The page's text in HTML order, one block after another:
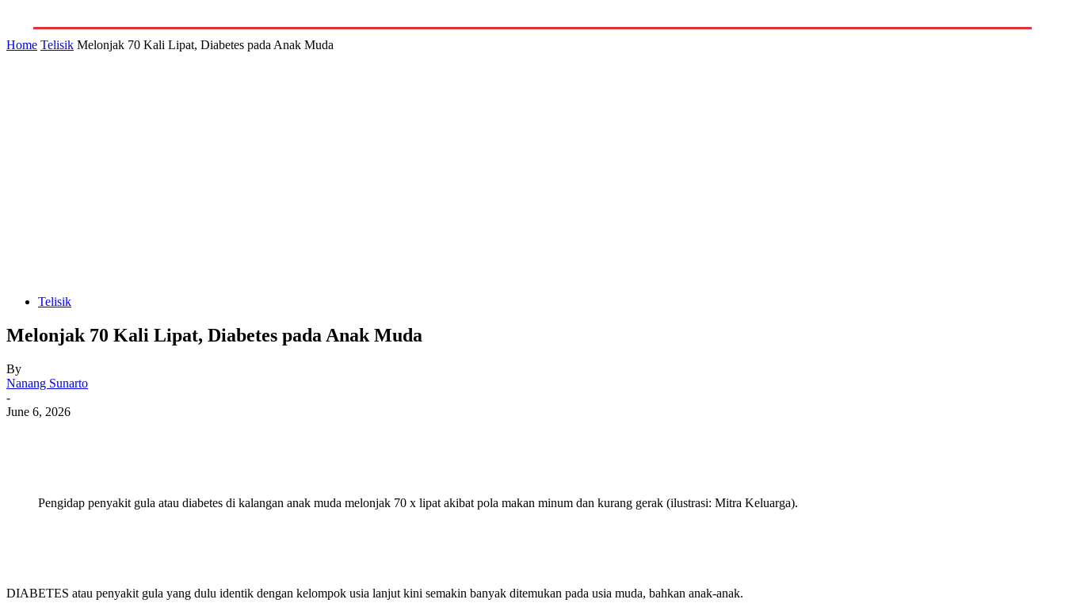
Home Telisik Melonjak 70 Kali Lipat, Diabetes pada Anak Muda
Telisik
Melonjak 70 Kali Lipat, Diabetes pada Anak Muda
By
Nanang Sunarto
-
June 6, 2026
Pengidap penyakit gula atau diabetes di kalangan anak muda melonjak 70 x lipat akibat pola makan minum dan kurang gerak (ilustrasi: Mitra Keluarga).
DIABETES atau penyakit gula yang dulu identik dengan kelompok usia lanjut kini semakin banyak ditemukan pada usia muda, bahkan anak-anak.